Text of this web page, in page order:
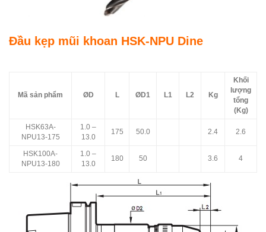
Đầu kẹp mũi khoan HSK-NPU Dine
Mã sản phẩm ØD L ØD1 L1 L2 Kg
Khối
lượng
tổng
(Kg)
HSK63A-
NPU13-175
1.0 –
13.0
175 50.0 2.4 2.6
HSK100A-
NPU13-180
1.0 –
13.0
180 50 3.6 4